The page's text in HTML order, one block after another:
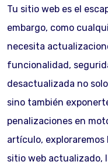
Tu sitio web es el
embargo, como
necesita
funcionalidad,
desactualizada no
sino también
penalizaciones en
artículo,
sitio web actualizado,